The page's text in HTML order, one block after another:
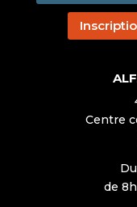
Centre
de